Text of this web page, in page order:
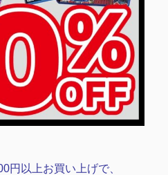
円以上お買い上げで、